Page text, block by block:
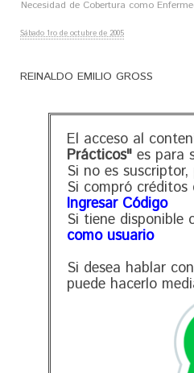
Necesidad de Cobertura como
Sábado 1ro de octubre de 2005
REINALDO EMILIO GROSS
El acceso al
Prácticos" es para
Si no es
Si compró
Ingresar Código
Si tiene
como usuario
Si desea hablar
puede hacerlo